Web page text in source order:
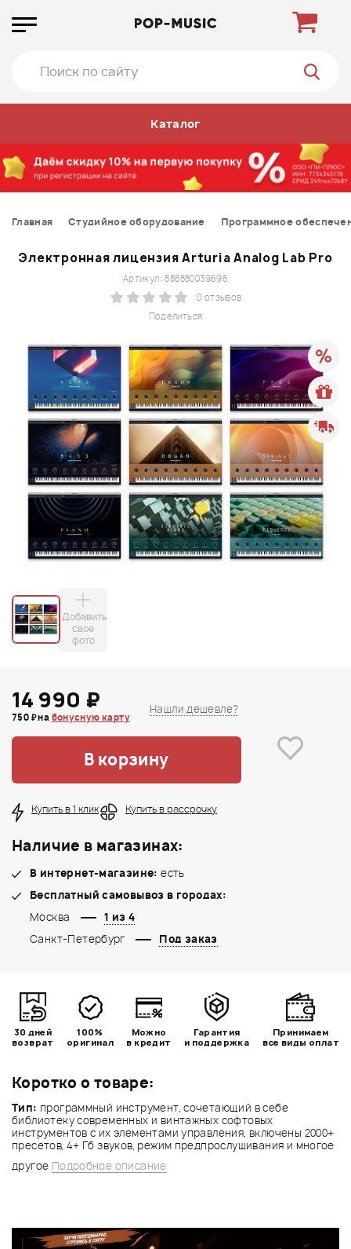
Каталог
Главная Студийное оборудование Программное
Электронная лицензия Arturia Analog Lab Pro
Поделиться
Артикул: 888880039696
0 отзывов
Добавить
свое
фото
Коротко о товаре:
Тип: программный инструмент, сочетающий в себе
библиотеку современных и винтажных софтовых
инструментов с их элементами управления, включены 2000+
пресетов, 4+ Гб звуков, режим предпрослушивания и многое
другое Подробное описание
14 990 ₽
750 ₽ на бонусную карту
Нашли дешевле?
В корзину
Купить в 1 клик Купить в рассрочку
Наличие в магазинах:
В интернет-магазине: есть
Бесплатный самовывоз в городах:
Москва
1 из 4
Санкт-Петербург
Под заказ
30 дней
возврат
100%
оригинал
Можно
в кредит
Гарантия
и поддержка
Принимаем
все виды оплат